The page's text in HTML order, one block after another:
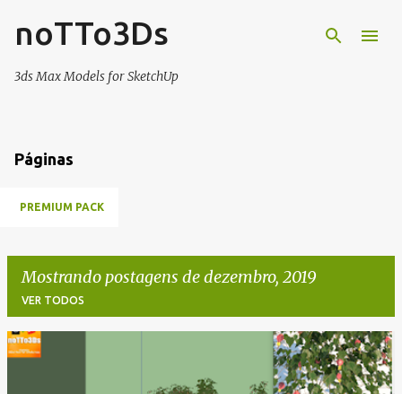
Pular para o conteúdo principal
noTTo3Ds
3ds Max Models for SketchUp
Páginas
PREMIUM PACK
Mostrando postagens de dezembro, 2019
VER TODOS
P